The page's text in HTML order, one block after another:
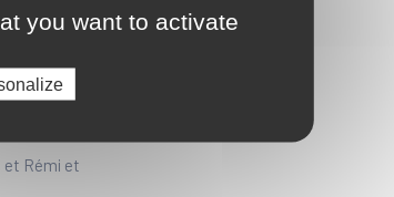
monde où
chose qu’on
toute une
et Rémi et
you want to activate